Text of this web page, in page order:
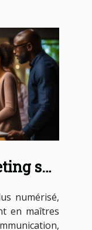
sur
numérisé,
en maîtres